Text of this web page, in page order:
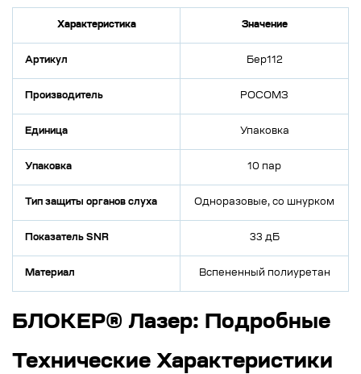
Характеристика Значение
Артикул Бер112
Производитель РОСОМЗ
Единица Упаковка
Упаковка 10 пар
Тип защиты органов слуха Одноразовые, со шнурком
Показатель SNR 33 дБ
Материал Вспененный полиуретан
БЛОКЕР® Лазер: Подробные
Технические Характеристики